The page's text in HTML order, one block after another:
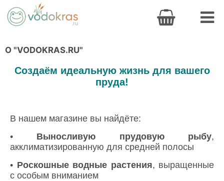
О "VODOKRAS.RU"
Создаём идеальную жизнь для вашего
пруда!
В нашем магазине вы найдёте:
• Выносливую прудовую рыбу,
акклиматизированную для средней полосы
• Роскошные водные растения, выращенные
с особым вниманием